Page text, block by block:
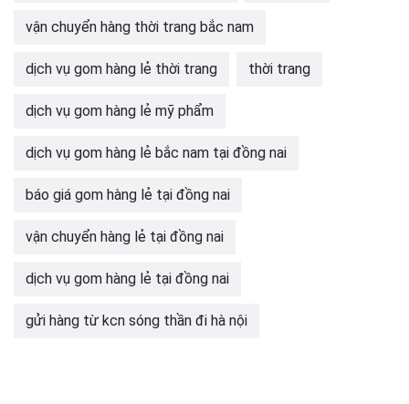
vận chuyển hàng thời trang bắc nam
dịch vụ gom hàng lẻ thời trang thời trang
dịch vụ gom hàng lẻ mỹ phẩm
dịch vụ gom hàng lẻ bắc nam tại đồng nai
báo giá gom hàng lẻ tại đồng nai
vận chuyển hàng lẻ tại đồng nai
dịch vụ gom hàng lẻ tại đồng nai
gửi hàng từ kcn sóng thần đi hà nội